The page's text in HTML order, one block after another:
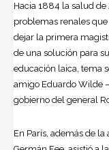
Hacia 1884 la salud
problemas renales
dejar la primera
de una solución para
educación laica, tema
amigo Eduardo Wilde
gobierno del general
En París, además de